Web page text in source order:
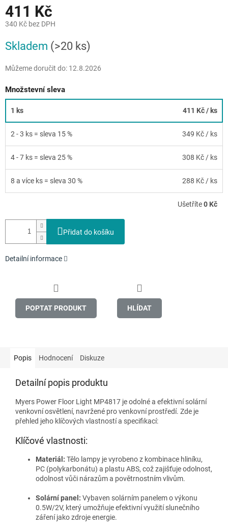
411 Kč
340 Kč bez DPH
cena:
Skladem (>20 ks)
Můžeme doručit do: 12.8.2026
Množstevní sleva
1 ks 411 Kč/ ks
2 - 3 ks = sleva 15 % 349 Kč / ks
4 - 7 ks = sleva 25 % 308 Kč / ks
8 a více ks = sleva 30 % 288 Kč / ks
Ušetříte0 Kč
Přidat do košíku
Detailní informace
POPTAT PRODUKT HLÍDAT
Popis Hodnocení Diskuze
Detailní popis produktu
Myers Power Floor Light MP4817 je odolné a efektivní solární
venkovní osvětlení, navržené pro venkovní prostředí. Zde je
přehled jeho klíčových vlastností a specifikací:
Klíčové vlastnosti:
Materiál: Tělo lampy je vyrobeno z kombinace hliníku,
PC (polykarbonátu) a plastu ABS, což zajišťuje odolnost,
odolnost vůči nárazům a povětrnostním vlivům.
Solární panel: Vybaven solárním panelem o výkonu
0.5W/2V, který umožňuje efektivní využití slunečního
záření jako zdroje energie.